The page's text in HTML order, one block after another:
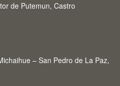
de Putemun, Castro
– San Pedro de La Paz,